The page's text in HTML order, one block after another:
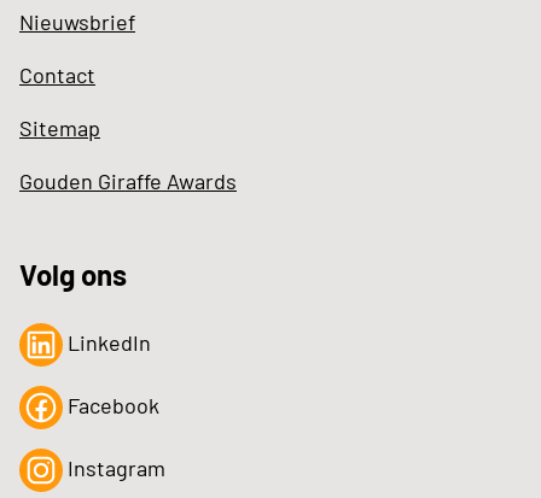
Nieuwsbrief
Contact
Sitemap
Gouden Giraffe Awards
Volg ons
LinkedIn
Facebook
Instagram